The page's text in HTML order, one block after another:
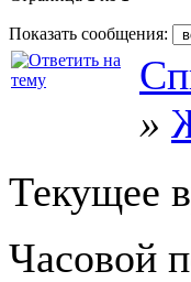
Показать сообщения:
»
Текущее
Часовой